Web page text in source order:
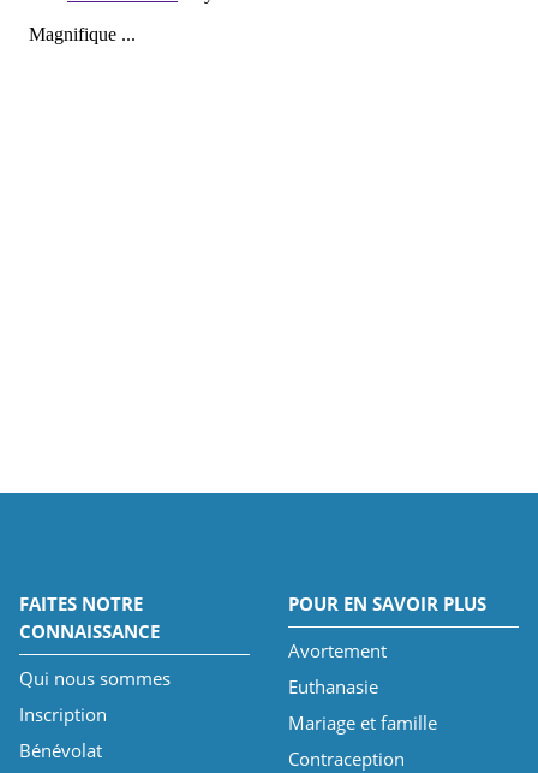
FAITES NOTRE
CONNAISSANCE
Qui nous sommes
Inscription
Bénévolat
POUR EN SAVOIR PLUS
Avortement
Euthanasie
Mariage et famille
Contraception